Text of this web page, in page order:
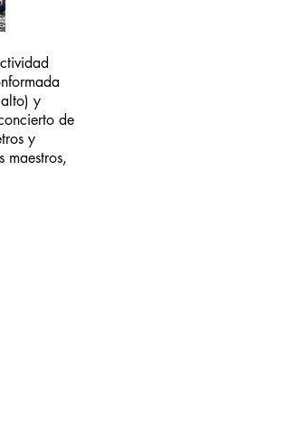
y
de
y
maestros,